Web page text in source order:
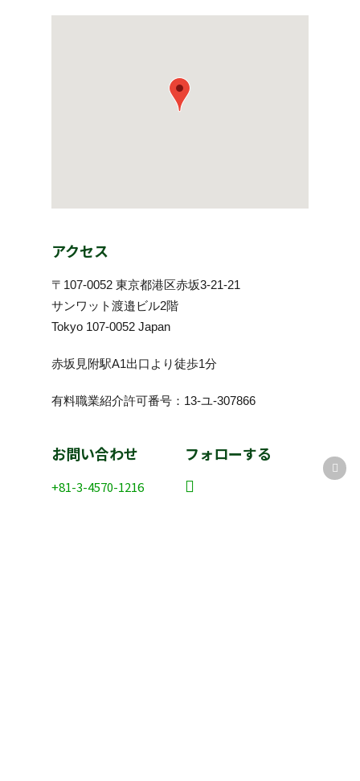
アクセス
〒107-0052 東京都港区赤坂3-21-21
サンワット渡邉ビル2階
Tokyo 107-0052 Japan
赤坂見附駅A1出口より徒歩1分
有料職業紹介許可番号：13-ユ-307866
お問い合わせ
+81-3-4570-1216
フォローする